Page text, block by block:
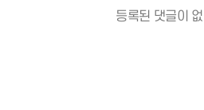
등록된 댓글이